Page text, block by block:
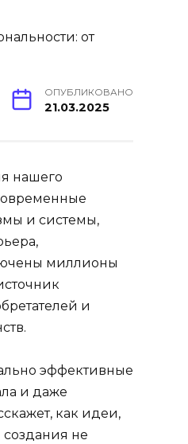
ОПУБЛИКОВАНО
21.03.2025
нашего
и системы,
миллионы
и
эффективные
и даже
как идеи,
не